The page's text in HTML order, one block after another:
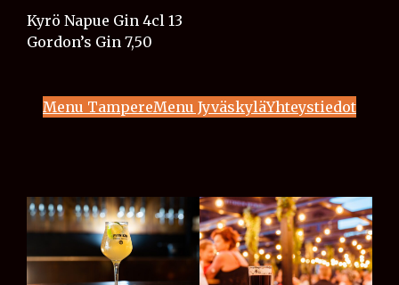
Kyrö Napue Gin 4cl 13
Gordon’s​ Gin​​​​​​​ 7,50
Menu TampereMenu JyväskyläYhteystiedot